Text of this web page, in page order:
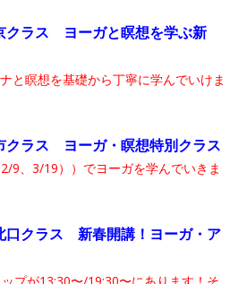
クラス ヨーガと瞑想を学ぶ新
と瞑想を基礎から丁寧に学んでいけま
クラス ヨーガ・瞑想特別クラス
9、3/19））でヨーガを学んでいきま
口クラス 新春開講！ヨーガ・ア